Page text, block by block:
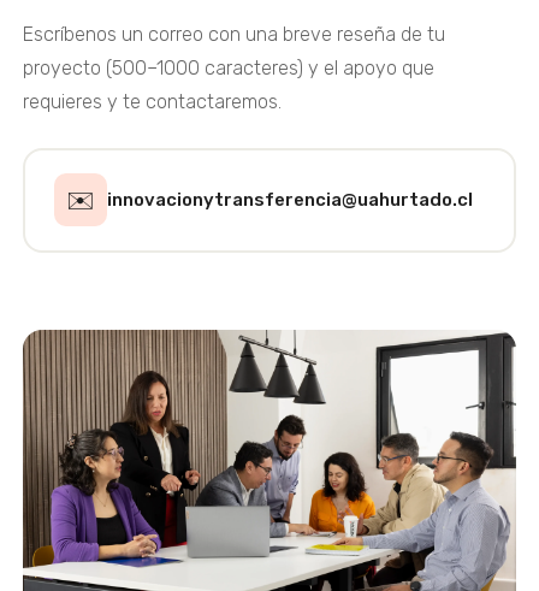
Escríbenos un correo con una breve reseña de tu
proyecto (500–1000 caracteres) y el apoyo que
requieres y te contactaremos.
✉️ innovacionytransferencia@uahurtado.cl